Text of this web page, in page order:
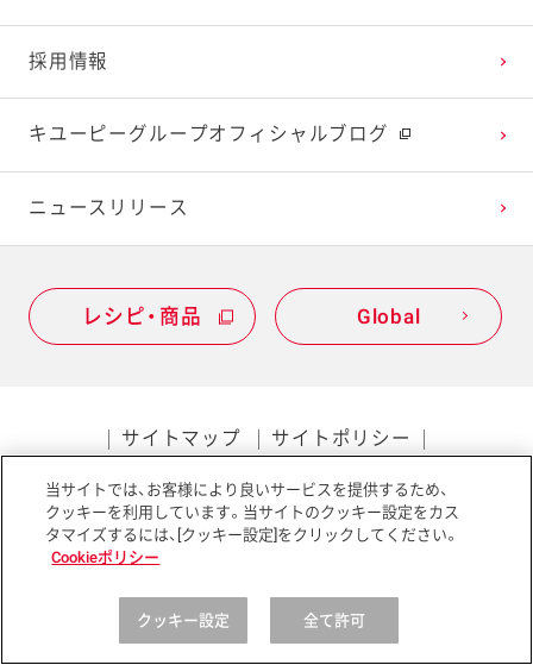
採用情報
キユーピーグループオフィシャルブログ
ニュースリリース
レシピ・商品 Global
サイトマップ サイトポリシー
プライバシーポリシー
ソーシャルメディアポリシー アクセシビリティ
当サイトでは、お客様により良いサービスを提供するため、
クッキーを利用しています。当サイトのクッキー設定をカス
タマイズするには、[クッキー設定]をクリックしてください。
Cookieポリシー
クッキー設定 全て許可